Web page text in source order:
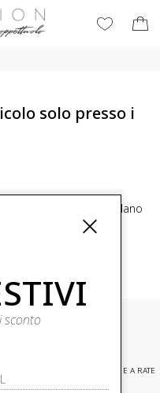
solo presso i
83036 Mirabella Eclano
PAGAMENTI SICURI E A RATE
sconto